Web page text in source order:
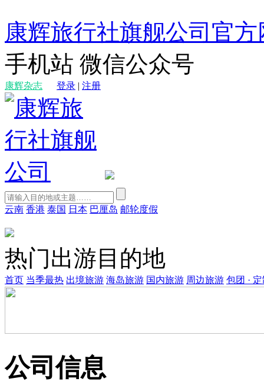
康辉旅行社旗舰公司官方
手机站 微信公众号
康辉杂志 登录 | 注册
云南 香港 泰国 日本 巴厘岛 邮轮度假
热门出游目的地
首页 当季最热 出境旅游 海岛旅游 国内旅游 周边旅游 包团 ·
公司信息